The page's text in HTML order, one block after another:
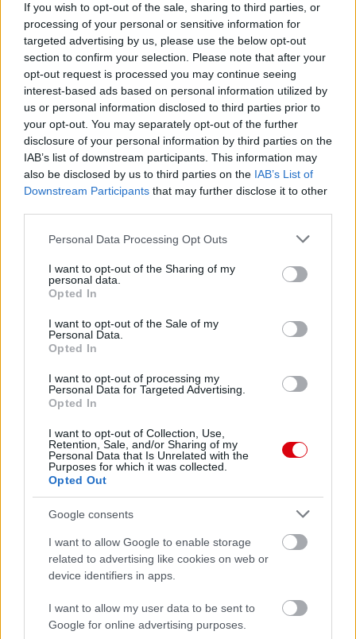
If you wish to opt-out of the sale, sharing to third parties, or
processing of your personal or sensitive information for
targeted advertising by us, please use the below opt-out
section to confirm your selection. Please note that after your
opt-out request is processed you may continue seeing
interest-based ads based on personal information utilized by
us or personal information disclosed to third parties prior to
your opt-out. You may separately opt-out of the further
disclosure of your personal information by third parties on the
IAB’s list of downstream participants. This information may
also be disclosed by us to third parties on the IAB’s List of
Downstream Participants that may further disclose it to other
Please note that this website/app uses one or more Google
not limited to your visit or usage behaviour. You may click to
grant or deny consent to Google and its third-party tags to
use your data for below specified purposes in below Google
consent section.
Personal Data Processing Opt Outs
I want to opt-out of the Sharing of my
personal data.
Opted In
I want to opt-out of the Sale of my
Personal Data.
Opted In
I want to opt-out of processing my
Personal Data for Targeted Advertising.
Opted In
I want to opt-out of Collection, Use,
Retention, Sale, and/or Sharing of my
Personal Data that Is Unrelated with the
Purposes for which it was collected.
Opted Out
Google consents
I want to allow Google to enable storage
related to advertising like cookies on web or
device identifiers in apps.
I want to allow my user data to be sent to
Google for online advertising purposes.
Meccs Center
Paris Saint-Germainvs
Manchester United
Nya Ullevi, Göteborg
0 nap 21 óra 28 perc 15 másodperc
Leeds Unitedvs Manchester United
AC Milan Manchester United 2026-08-15 18:00
ELŐZŐ MÉRKŐZÉSEK
Támogatás
Támogasd adományoddal